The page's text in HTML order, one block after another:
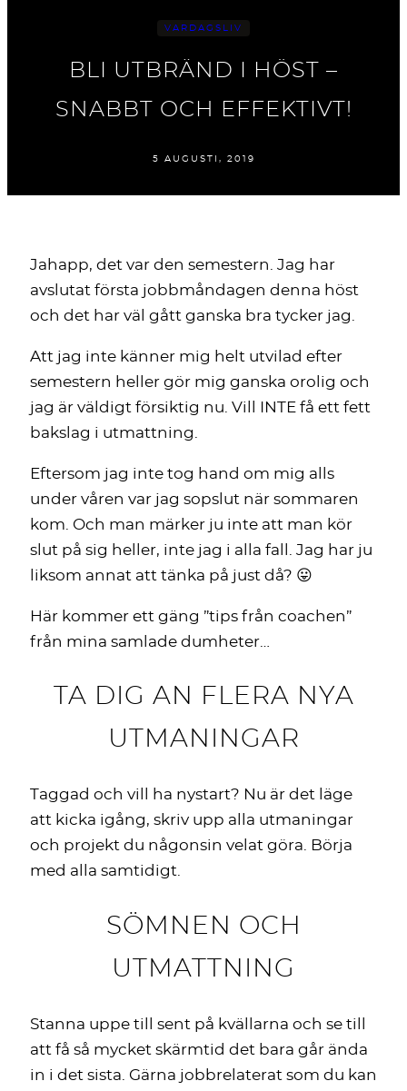
VARDAGSLIV
BLI UTBRÄND I HÖST –
SNABBT OCH EFFEKTIVT!
5 AUGUSTI, 2019
Jahapp, det var den semestern. Jag har
avslutat första jobbmåndagen denna höst
och det har väl gått ganska bra tycker jag.
Att jag inte känner mig helt utvilad efter
semestern heller gör mig ganska orolig och
jag är väldigt försiktig nu. Vill INTE få ett fett
bakslag i utmattning.
Eftersom jag inte tog hand om mig alls
under våren var jag sopslut när sommaren
kom. Och man märker ju inte att man kör
slut på sig heller, inte jag i alla fall. Jag har ju
liksom annat att tänka på just då? 😛
Här kommer ett gäng ”tips från coachen”
från mina samlade dumheter…
TA DIG AN FLERA NYA
UTMANINGAR
Taggad och vill ha nystart? Nu är det läge
att kicka igång, skriv upp alla utmaningar
och projekt du någonsin velat göra. Börja
med alla samtidigt.
SÖMNEN OCH
UTMATTNING
Stanna uppe till sent på kvällarna och se till
att få så mycket skärmtid det bara går ända
in i det sista. Gärna jobbrelaterat som du kan